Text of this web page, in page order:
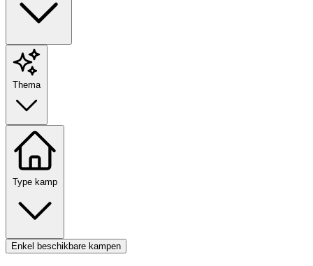
Thema
Type kamp
Enkel beschikbare kampen